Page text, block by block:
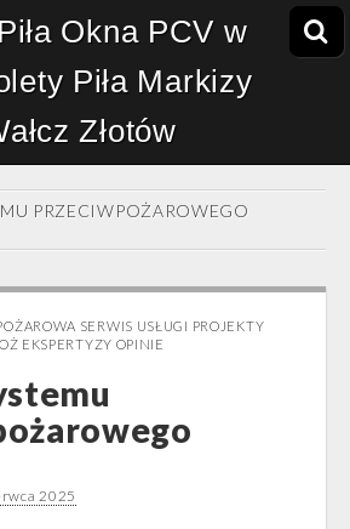
Okna PCV w
Piła Markizy
Złotów
PRZECIWPOŻAROWEGO
SERWIS USŁUGI PROJEKTY
EKSPERTYZY OPINIE
2025